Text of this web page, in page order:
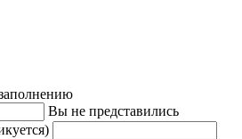
Вы не представились